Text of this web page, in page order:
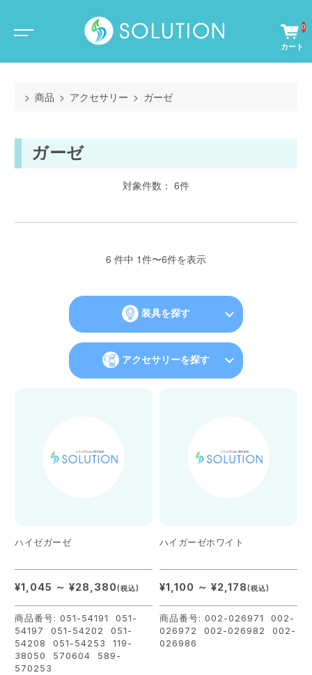
0
商品 アクセサリー ガーゼ
ガーゼ
対象件数： 6件
6 件中 1件〜6件を表示
装具を探す
アクセサリーを探す
ハイゼガーゼ
¥1,045 ～ ¥28,380(税込)
商品番号: 051-54191 051-
54197 051-54202 051-
54208 051-54253 119-
38050 570604 589-
570253
ハイガーゼホワイト
¥1,100 ～ ¥2,178(税込)
商品番号: 002-026971 002-
026972 002-026982 002-
026986